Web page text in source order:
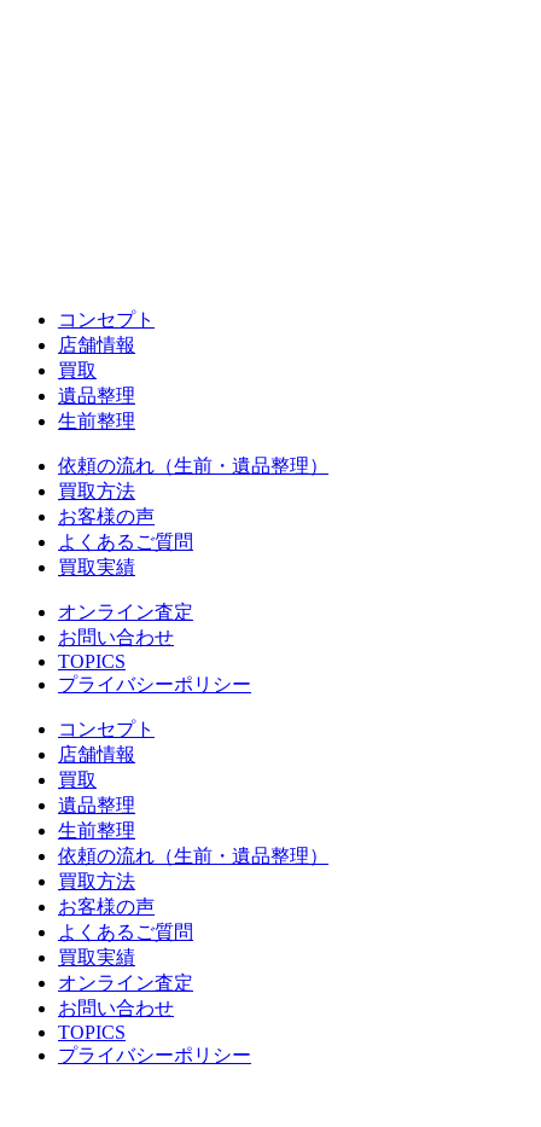
コンセプト
店舗情報
買取
遺品整理
生前整理
依頼の流れ（生前・遺品整理）
買取方法
お客様の声
よくあるご質問
買取実績
オンライン査定
お問い合わせ
TOPICS
プライバシーポリシー
コンセプト
店舗情報
買取
遺品整理
生前整理
依頼の流れ（生前・遺品整理）
買取方法
お客様の声
よくあるご質問
買取実績
オンライン査定
お問い合わせ
TOPICS
プライバシーポリシー